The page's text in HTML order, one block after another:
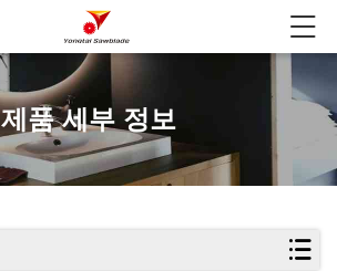
제품 세부 정보